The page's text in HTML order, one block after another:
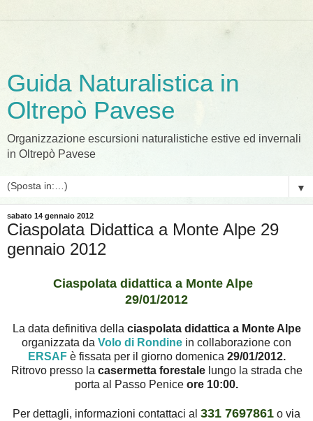
Guida Naturalistica in
Oltrepò Pavese
Organizzazione escursioni naturalistiche estive ed invernali
in Oltrepò Pavese
▼
sabato 14 gennaio 2012
Ciaspolata Didattica a Monte Alpe 29
gennaio 2012
Ciaspolata didattica a Monte Alpe
29/01/2012
La data definitiva della ciaspolata didattica a Monte Alpe
organizzata da Volo di Rondine in collaborazione con
ERSAFè fissata per il giorno domenica 29/01/2012.
Ritrovo presso la casermetta forestalelungo la strada che
porta al Passo Penice ore 10:00.
Per dettagli, informazioni contattaci al 331 7697861 o via